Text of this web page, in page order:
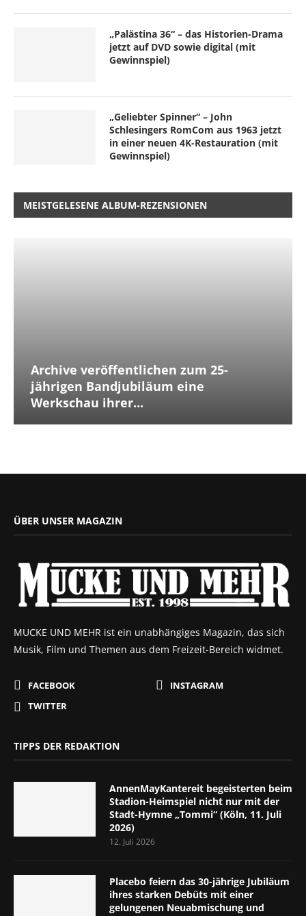
„Palästina 36“ – das Historien-Drama
jetzt auf DVD sowie digital (mit
Gewinnspiel)
„Geliebter Spinner“ – John
Schlesingers RomCom aus 1963 jetzt
in einer neuen 4K-Restauration (mit
Gewinnspiel)
MEISTGELESENE ALBUM-REZENSIONEN
Archive veröffentlichen zum 25-
jährigen Bandjubiläum eine
Werkschau ihrer...
ÜBER UNSER MAGAZIN
MUCKE UND MEHR ist ein unabhängiges Magazin, das sich
Musik, Film und Themen aus dem Freizeit-Bereich widmet.
FACEBOOK
INSTAGRAM
TWITTER
TIPPS DER REDAKTION
AnnenMayKantereit begeisterten beim
Stadion-Heimspiel nicht nur mit der
Stadt-Hymne „Tommi“ (Köln, 11. Juli
2026)
12. Juli 2026
Placebo feiern das 30-jährige Jubiläum
ihres starken Debüts mit einer
gelungenen Neuabmischung und